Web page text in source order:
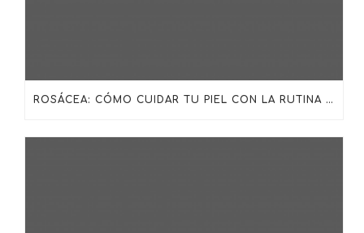
ROSÁCEA: CÓMO CUIDAR TU PIEL CON LA RUTINA ADECUADA DE SKINCEUTICALS